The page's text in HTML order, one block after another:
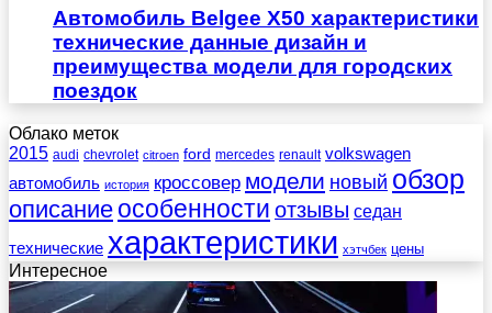
Автомобиль Belgee X50 характеристики
технические данные дизайн и
преимущества модели для городских
поездок
Облако меток
2015 audi chevrolet citroen ford mercedes renault volkswagen
автомобиль история кроссовер модели новый обзор
описание особенности отзывы седан
технические характеристики хэтчбек цены
Интересное